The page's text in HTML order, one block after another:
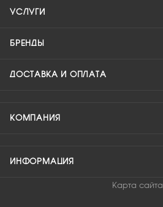
УСЛУГИ
БРЕНДЫ
ДОСТАВКА И ОПЛАТА
КОМПАНИЯ
ИНФОРМАЦИЯ
Карта сайта